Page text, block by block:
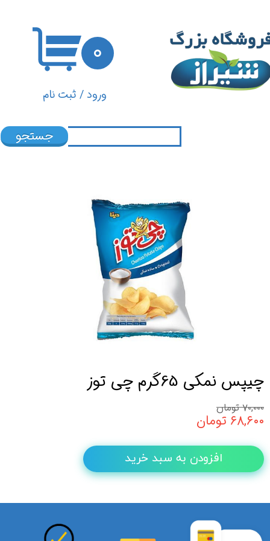
ورود/ ثبت نام
تغییر گذر واژه
سفارشات
۰
جستجو
چیپس نمکی 65گرم چی توز
۷۰,۰۰۰ تومان
۶۸,۶۰۰ تومان
افزودن به سبد خرید